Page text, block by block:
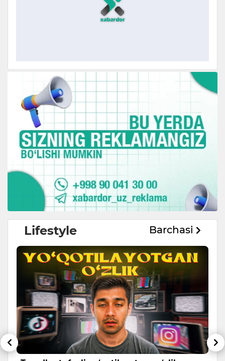
Lifestyle Barchasi